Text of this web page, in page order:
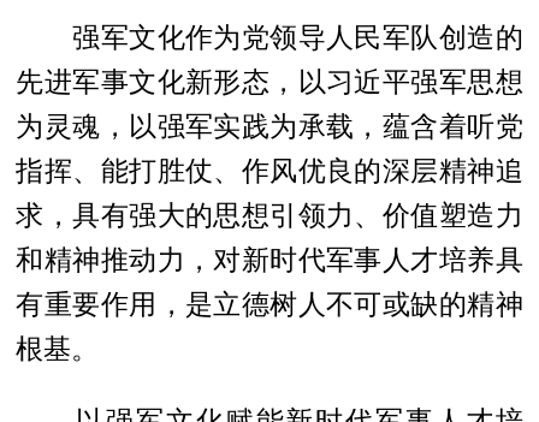
强军文化作为党领导人民军队创造的
先进军事文化新形态，以习近平强军思想
为灵魂，以强军实践为承载，蕴含着听党
指挥、能打胜仗、作风优良的深层精神追
求，具有强大的思想引领力、价值塑造力
和精神推动力，对新时代军事人才培养具
有重要作用，是立德树人不可或缺的精神
根基。‌‌